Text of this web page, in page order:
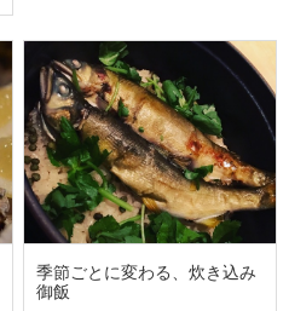
季節ごとに変わる、炊き込み
御飯